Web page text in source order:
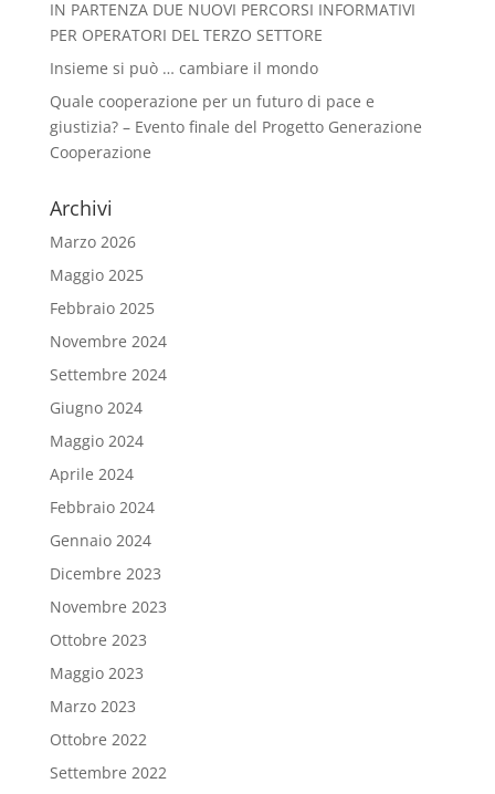
IN PARTENZA DUE NUOVI PERCORSI INFORMATIVI
PER OPERATORI DEL TERZO SETTORE
Insieme si può … cambiare il mondo
Quale cooperazione per un futuro di pace e
giustizia? – Evento finale del Progetto Generazione
Cooperazione
Archivi
Marzo 2026
Maggio 2025
Febbraio 2025
Novembre 2024
Settembre 2024
Giugno 2024
Maggio 2024
Aprile 2024
Febbraio 2024
Gennaio 2024
Dicembre 2023
Novembre 2023
Ottobre 2023
Maggio 2023
Marzo 2023
Ottobre 2022
Settembre 2022